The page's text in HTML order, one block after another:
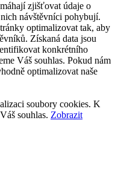
zjišťovat údaje o
návštěvníci pohybují.
optimalizovat tak, aby
Získaná data jsou
konkrétního
Váš souhlas. Pokud nám
optimalizovat naše
soubory cookies. K
souhlas. Zobrazit